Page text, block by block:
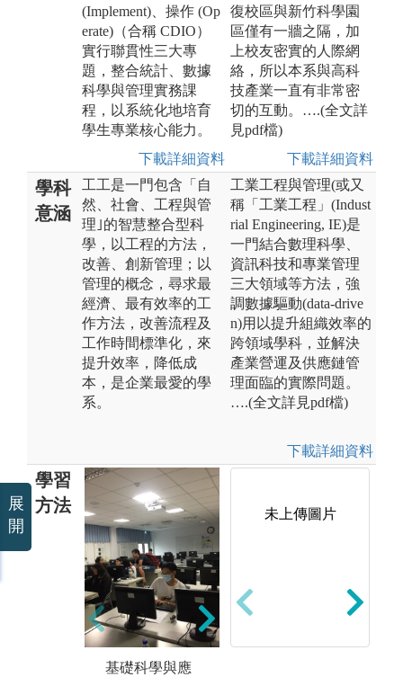
(Implement)、操作 (Op
erate)（合稱 CDIO）
實行聯貫性三大專
題，整合統計、數據
科學與管理實務課
程，以系統化地培育
學生專業核心能力。
下載詳細資料
復校區與新竹科學園
區僅有一牆之隔，加
上校友密實的人際網
絡，所以本系與高科
技產業一直有非常密
切的互動。….(全文詳
見pdf檔)
下載詳細資料
學科
意涵
工工是一門包含「自
然、社會、工程與管
理｣的智慧整合型科
學，以工程的方法，
改善、創新管理；以
管理的概念，尋求最
經濟、最有效率的工
作方法，改善流程及
工作時間標準化，來
提升效率，降低成
本，是企業最愛的學
系。
工業工程與管理(或又
稱「工業工程」(Indust
rial Engineering, IE)是
一門結合數理科學、
資訊科技和專業管理
三大領域等方法，強
調數據驅動(data-drive
n)用以提升組織效率的
跨領域學科，並解決
產業營運及供應鏈管
理面臨的實際問題。
….(全文詳見pdf檔)
下載詳細資料
學習
方法
基礎科學與應
未上傳圖片
展
開